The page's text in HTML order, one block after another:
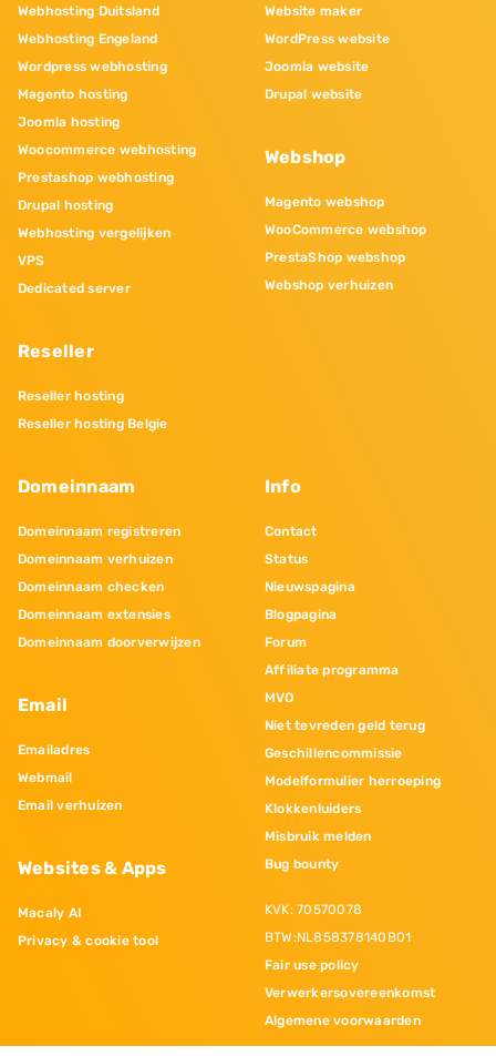
Webhosting Duitsland
Webhosting Engeland
Wordpress webhosting
Magento hosting
Joomla hosting
Woocommerce webhosting
Prestashop webhosting
Drupal hosting
Webhosting vergelijken
VPS
Dedicated server
Reseller
Reseller hosting
Reseller hosting Belgie
Website maker
WordPress website
Joomla website
Drupal website
Webshop
Magento webshop
WooCommerce webshop
PrestaShop webshop
Webshop verhuizen
Domeinnaam
Domeinnaam registreren
Domeinnaam verhuizen
Domeinnaam checken
Domeinnaam extensies
Domeinnaam doorverwijzen
Email
Emailadres
Webmail
Email verhuizen
Websites & Apps
Macaly AI
Privacy & cookie tool
Info
Contact
Status
Nieuwspagina
Blogpagina
Forum
Affiliate programma
MVO
Niet tevreden geld terug
Geschillencommissie
Modelformulier herroeping
Klokkenluiders
Misbruik melden
Bug bounty
KVK: 70570078
BTW:NL858378140B01
Fair use policy
Verwerkersovereenkomst
Algemene voorwaarden